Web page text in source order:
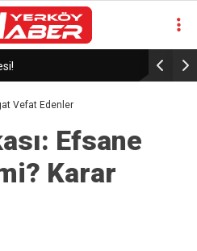
29 Yıllık
Vefat Edenler
Efsane
Karar